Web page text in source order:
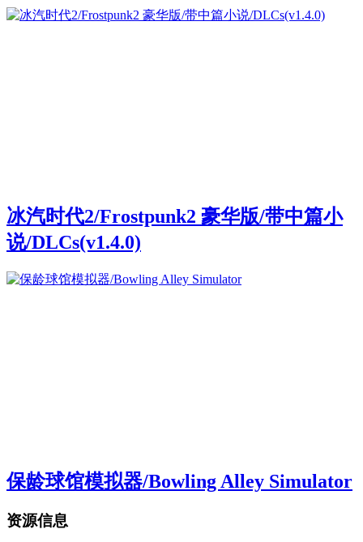
冰汽时代2/Frostpunk2 豪华版/带中篇小
说/DLCs(v1.4.0)
保龄球馆模拟器/Bowling Alley Simulator
资源信息